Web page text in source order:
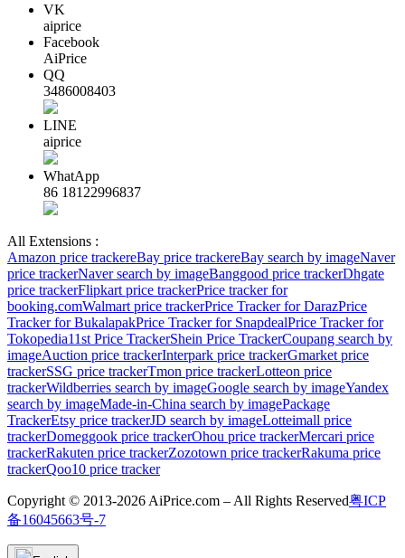
VK
aiprice
Facebook
AiPrice
QQ
3486008403
LINE
aiprice
WhatApp
86 18122996837
All Extensions :
Amazon price trackereBay price trackereBay search by imageNaver
price trackerNaver search by imageBanggood price trackerDhgate
price trackerFlipkart price trackerPrice tracker for
booking.comWalmart price trackerPrice Tracker for DarazPrice
Tracker for BukalapakPrice Tracker for SnapdealPrice Tracker for
Tokopedia11st Price TrackerShein Price TrackerCoupang search by
imageAuction price trackerInterpark price trackerGmarket price
trackerSSG price trackerTmon price trackerLotteon price
trackerWildberries search by imageGoogle search by imageYandex
search by imageMade-in-China search by imagePackage
TrackerEtsy price trackerJD search by imageLotteimall price
trackerDomeggook price trackerOhou price trackerMercari price
trackerRakuten price trackerZozotown price trackerRakuma price
trackerQoo10 price tracker
Copyright © 2013-2026 AiPrice.com – All Rights Reserved粤ICP
备16045663号-7